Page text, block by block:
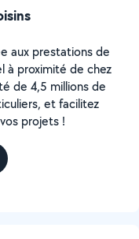
aux prestations de
à proximité de chez
de 4,5 millions de
et facilitez
projets !